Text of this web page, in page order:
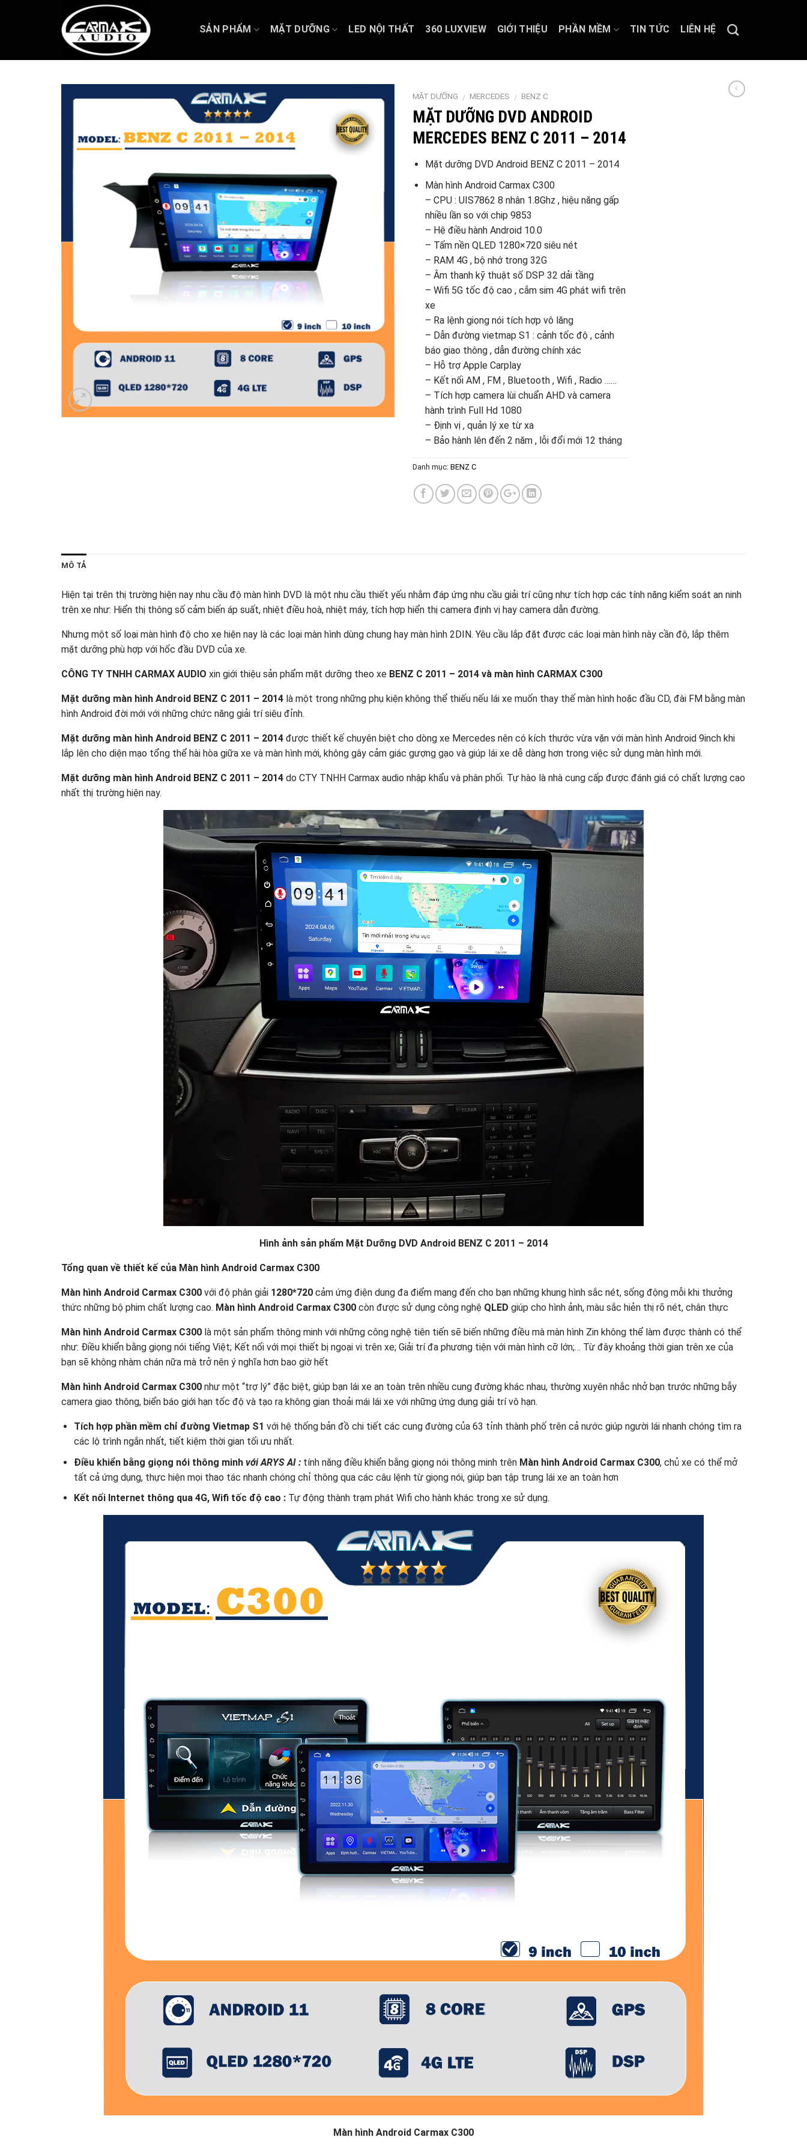
SẢN PHẨM MẶT DƯỠNG LED NỘI THẤT 360 LUXVIEW GIỚI THIỆU PHẦN MỀM TIN TỨC LIÊN HỆ
MẶT DƯỠNG / MERCEDES / BENZ C
MẶT DƯỠNG DVD ANDROID
MERCEDES BENZ C 2011 – 2014
Mặt dưỡng DVD Android BENZ C 2011 – 2014
Màn hình Android Carmax C300
– CPU : UIS7862 8 nhân 1.8Ghz , hiệu năng gấp
nhiều lần so với chip 9853
– Hệ điều hành Android 10.0
– Tấm nền QLED 1280×720 siêu nét
– RAM 4G , bộ nhớ trong 32G
– Âm thanh kỹ thuật số DSP 32 dải tầng
– Wifi 5G tốc độ cao , cắm sim 4G phát wifi trên
xe
– Ra lệnh giọng nói tích hợp vô lăng
– Dẫn đường vietmap S1 : cảnh tốc độ , cảnh
báo giao thông , dẫn đường chính xác
– Hỗ trợ Apple Carplay
– Kết nối AM , FM , Bluetooth , Wifi , Radio ……
– Tích hợp camera lùi chuẩn AHD và camera
hành trình Full Hd 1080
– Định vị , quản lý xe từ xa
– Bảo hành lên đến 2 năm , lỗi đổi mới 12 tháng
Danh mục: BENZ C
MÔ TẢ
Hiện tại trên thị trường hiện nay nhu cầu độ màn hình DVD là một nhu cầu thiết yếu nhằm đáp ứng nhu cầu giải trí cũng như tích hợp các tính năng kiểm soát an ninh
trên xe như: Hiển thị thông số cảm biến áp suất, nhiệt điều hoà, nhiệt máy, tích hợp hiển thị camera định vị hay camera dẫn đường.
Nhưng một số loại màn hình độ cho xe hiện nay là các loại màn hình dùng chung hay màn hình 2DIN. Yêu cầu lắp đặt được các loại màn hình này cần độ, lắp thêm
mặt dưỡng phù hợp với hốc đầu DVD của xe.
CÔNG TY TNHH CARMAX AUDIO xin giới thiệu sản phẩm mặt dưỡng theo xe BENZ C 2011 – 2014 và màn hình CARMAX C300
Mặt dưỡng màn hình Android BENZ C 2011 – 2014 là một trong những phụ kiện không thể thiếu nếu lái xe muốn thay thế màn hình hoặc đầu CD, đài FM bằng màn
hình Android đời mới với những chức năng giải trí siêu đỉnh.
Mặt dưỡng màn hình Android BENZ C 2011 – 2014 được thiết kế chuyên biệt cho dòng xe Mercedes nên có kích thước vừa vặn với màn hình Android 9inch khi
lắp lên cho diện mạo tổng thể hài hòa giữa xe và màn hình mới, không gây cảm giác gượng gạo và giúp lái xe dễ dàng hơn trong việc sử dụng màn hình mới.
Mặt dưỡng màn hình Android BENZ C 2011 – 2014 do CTY TNHH Carmax audio nhập khẩu và phân phối. Tự hào là nhà cung cấp được đánh giá có chất lượng cao
nhất thị trường hiện nay.
Hình ảnh sản phẩm Mặt Dưỡng DVD Android BENZ C 2011 – 2014
Tổng quan về thiết kế của Màn hình Android Carmax C300
Màn hình Android Carmax C300 với độ phân giải 1280*720 cảm ứng điện dung đa điểm mang đến cho bạn những khung hình sắc nét, sống động mỗi khi thưởng
thức những bộ phim chất lượng cao. Màn hình Android Carmax C300 còn được sử dụng công nghệ QLED giúp cho hình ảnh, màu sắc hiẻn thị rõ nét, chân thực
Màn hình Android Carmax C300 là một sản phẩm thông minh với những công nghệ tiên tiến sẽ biến những điều mà màn hình Zin không thể làm được thành có thể
như: Điều khiển bằng giọng nói tiếng Việt; Kết nối với mọi thiết bị ngoại vi trên xe; Giải trí đa phương tiện với màn hình cỡ lớn;… Từ đây khoảng thời gian trên xe của
bạn sẽ không nhàm chán nữa mà trở nên ý nghĩa hơn bao giờ hết
Màn hình Android Carmax C300 như một “trợ lý” đặc biệt, giúp bạn lái xe an toàn trên nhiều cung đường khác nhau, thường xuyên nhắc nhở bạn trước những bẫy
camera giao thông, biển báo giới hạn tốc độ và tạo ra không gian thoải mái lái xe với những ứng dụng giải trí vô hạn.
Tích hợp phần mềm chỉ đường Vietmap S1 với hệ thống bản đồ chi tiết các cung đường của 63 tỉnh thành phố trên cả nước giúp người lái nhanh chóng tìm ra
các lộ trình ngắn nhất, tiết kiệm thời gian tối ưu nhất.
Điều khiển bằng giọng nói thông minhvới ARYS AI : tính năng điều khiển bằng giọng nói thông minh trên Màn hình Android Carmax C300, chủ xe có thể mở
tất cả ứng dụng, thực hiện mọi thao tác nhanh chóng chỉ thông qua các câu lệnh từ giọng nói, giúp bạn tập trung lái xe an toàn hơn
Kết nối Internet thông qua 4G, Wifi tốc độ cao : Tự động thành trạm phát Wifi cho hành khác trong xe sử dụng.
Màn hình Android Carmax C300